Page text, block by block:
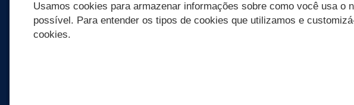
Usamos cookies para armazenar informações sobre como você usa
possível. Para entender os tipos de cookies que utilizamos e
cookies.